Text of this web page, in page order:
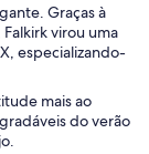
Graças à
virou uma
especializando-
mais ao
do verão